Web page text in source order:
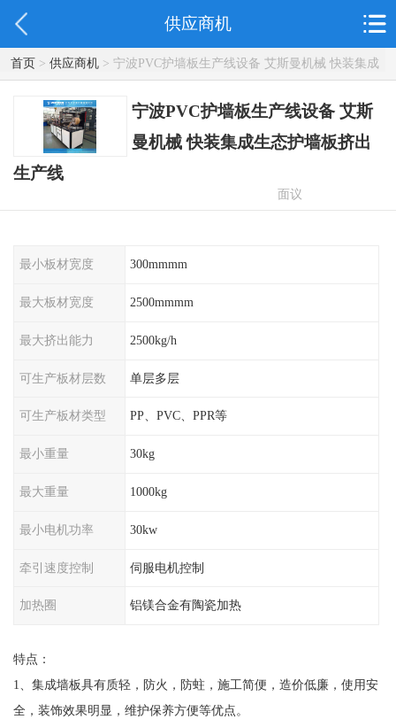
供应商机
首页> 供应商机> 宁波PVC护墙板生产线设备 艾斯曼机械 快装集成
生态护墙板挤出生产线
宁波PVC护墙板生产线设备 艾斯
曼机械 快装集成生态护墙板挤出
生产线
面议
最小板材宽度 300mmmm
最大板材宽度 2500mmmm
最大挤出能力 2500kg/h
可生产板材层数 单层多层
可生产板材类型 PP、PVC、PPR等
最小重量 30kg
最大重量 1000kg
最小电机功率 30kw
牵引速度控制 伺服电机控制
加热圈 铝镁合金有陶瓷加热
特点：
1、集成墙板具有质轻，防火，防蛀，施工简便，造价低廉，使用安
全，装饰效果明显，维护保养方便等优点。